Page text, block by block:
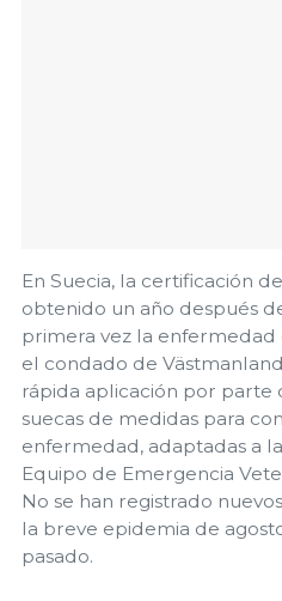
En Suecia, la certificación
obtenido un año después
primera vez la
el condado de
rápida aplicación por parte
suecas de medidas para
enfermedad, adaptadas a
Equipo de Emergencia
No se han registrado
la breve epidemia de
pasado.